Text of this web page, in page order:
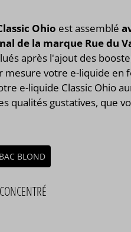
Ohio est assemblé
de la marque Rue du
après l'ajout des
mesure votre e-liquide en
e-liquide Classic Ohio
qualités gustatives, que
BLOND